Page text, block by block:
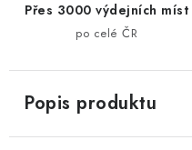
Přes 3000 výdejních míst
po celé ČR
Popis produktu